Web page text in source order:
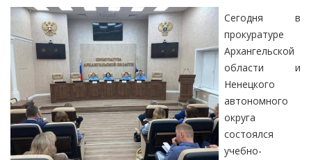
Сегодня в
прокуратуре
Архангельской
области и
Ненецкого
автономного
округа
состоялся
учебно-